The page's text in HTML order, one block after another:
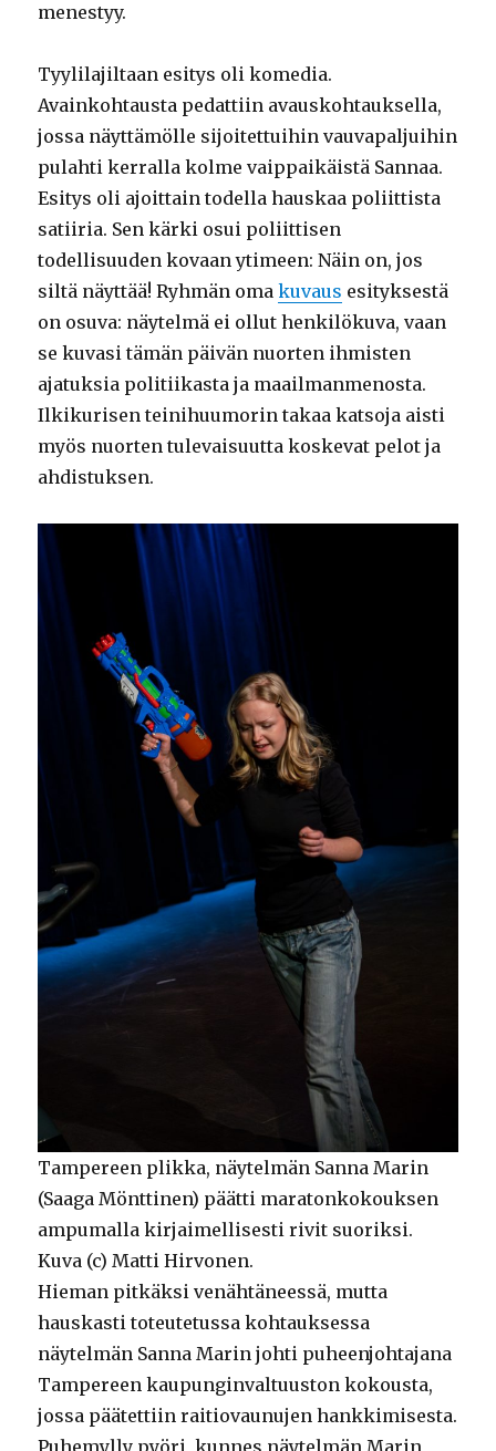
menestyy.
Tyylilajiltaan esitys oli komedia.
Avainkohtausta pedattiin avauskohtauksella,
jossa näyttämölle sijoitettuihin vauvapaljuihin
pulahti kerralla kolme vaippaikäistä Sannaa.
Esitys oli ajoittain todella hauskaa poliittista
satiiria. Sen kärki osui poliittisen
todellisuuden kovaan ytimeen: Näin on, jos
siltä näyttää! Ryhmän omakuvaus esityksestä
on osuva: näytelmä ei ollut henkilökuva, vaan
se kuvasi tämän päivän nuorten ihmisten
ajatuksia politiikasta ja maailmanmenosta.
Ilkikurisen teinihuumorin takaa katsoja aisti
myös nuorten tulevaisuutta koskevat pelot ja
ahdistuksen.
Tampereen plikka, näytelmän Sanna Marin
(Saaga Mönttinen) päätti maratonkokouksen
ampumalla kirjaimellisesti rivit suoriksi.
Kuva (c) Matti Hirvonen.
Hieman pitkäksi venähtäneessä, mutta
hauskasti toteutetussa kohtauksessa
näytelmän Sanna Marin johti puheenjohtajana
Tampereen kaupunginvaltuuston kokousta,
jossa päätettiin raitiovaunujen hankkimisesta.